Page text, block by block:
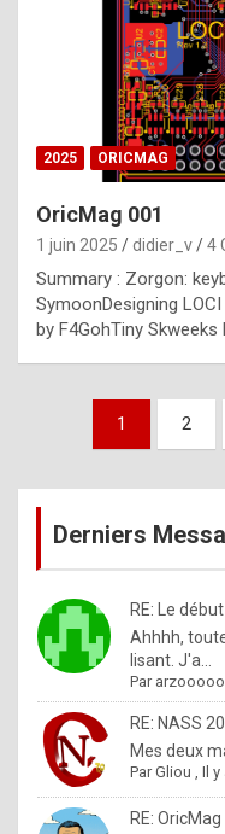
2025 ORICMAG
OricMag 001
1 juin 2025 didier_v 4
Summary : Zorgon:
SymoonDesigning
by F4GohTiny Skweeks
Pagination
publications
1 2
Derniers
RE: Le
Ahhhh,
lisant. J'a...
Par arzooooo
RE: NASS
Mes deux
ParGliou ,Il y
RE: